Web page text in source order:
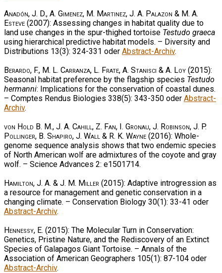
Anadón, J. D., A. Gimenez, M. Martinez, J. A. Palazon & M. A.
Esteve (2007): Assessing changes in habitat quality due to
land use changes in the spur-thighed tortoise Testudo graeca
using hierarchical predictive habitat models. – Diversity and
Distributions 13(3): 324-331 oder Abstract-Archiv.
Berardo, F., M. L. Carranza, L. Frate, A. Stanisci & A. Loy (2015):
Seasonal habitat preference by the flagship species Testudo
hermanni: Implications for the conservation of coastal dunes.
– Comptes Rendus Biologies 338(5): 343-350 oder Abstract-
Archiv.
von Hold B. M., J. A. Cahill, Z. Fan, I. Gronau, J. Robinson, J. P.
Pollinger, B. Shapiro, J. Wall & R. K. Wayne (2016): Whole-
genome sequence analysis shows that two endemic species
of North American wolf are admixtures of the coyote and gray
wolf. – Science Advances 2: e1501714.
Hamilton, J. A. & J. M. Miller (2015): Adaptive introgression as
a resource for management and genetic conservation in a
changing climate. – Conservation Biology 30(1): 33-41 oder
Abstract-Archiv.
Hennessy, E. (2015): The Molecular Turn in Conservation:
Genetics, Pristine Nature, and the Rediscovery of an Extinct
Species of Galapagos Giant Tortoise. – Annals of the
Association of American Geographers 105(1): 87-104 oder
Abstract-Archiv.